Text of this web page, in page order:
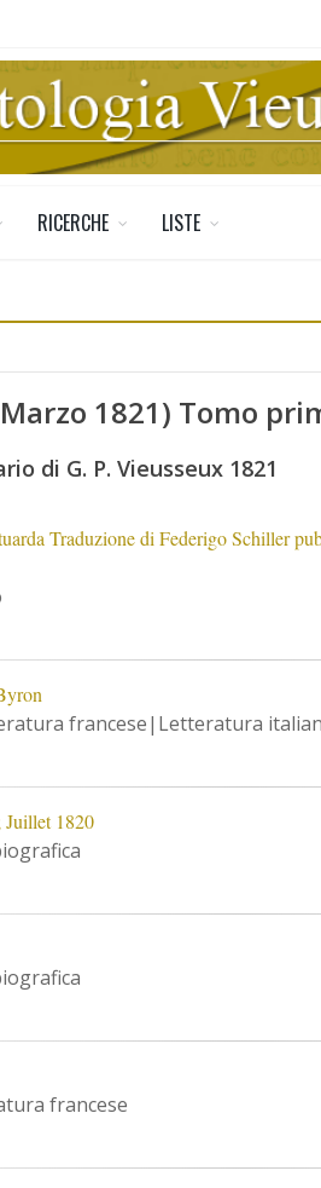
RICERCHE LISTE
1821) Tomo
di G. P. Vieusseux 1821
Traduzione di Federigo Schiller
francese|Letteratura
1820
francese